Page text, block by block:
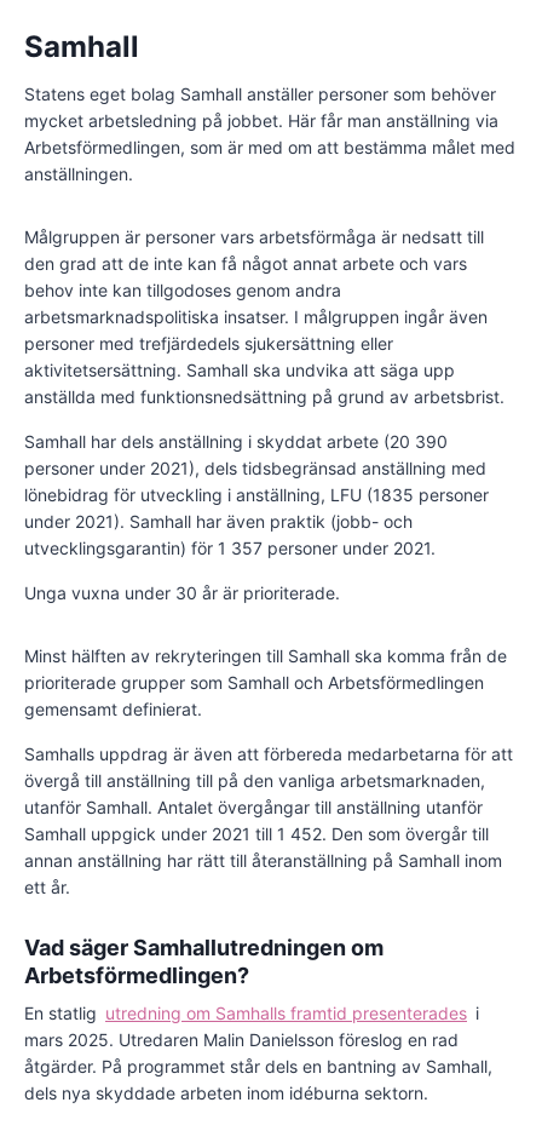
Samhall
Statens eget bolag Samhall anställer personer som behöver
mycket arbetsledning på jobbet. Här får man anställning via
Arbetsförmedlingen, som är med om att bestämma målet med
anställningen.
Målgruppen är personer vars arbetsförmåga är nedsatt till
den grad att de inte kan få något annat arbete och vars
behov inte kan tillgodoses genom andra
arbetsmarknadspolitiska insatser. I målgruppen ingår även
personer med trefjärdedels sjukersättning eller
aktivitetsersättning. Samhall ska undvika att säga upp
anställda med funktionsnedsättning på grund av arbetsbrist.
Samhall har dels anställning i skyddat arbete (20 390
personer under 2021), dels tidsbegränsad anställning med
lönebidrag för utveckling i anställning, LFU (1835 personer
under 2021). Samhall har även praktik (jobb- och
utvecklingsgarantin) för 1 357 personer under 2021.
Unga vuxna under 30 år är prioriterade.
Minst hälften av rekryteringen till Samhall ska komma från de
prioriterade grupper som Samhall och Arbetsförmedlingen
gemensamt definierat.
Samhalls uppdrag är även att förbereda medarbetarna för att
övergå till anställning till på den vanliga arbetsmarknaden,
utanför Samhall. Antalet övergångar till anställning utanför
Samhall uppgick under 2021 till 1 452. Den som övergår till
annan anställning har rätt till återanställning på Samhall inom
ett år.
Vad säger Samhallutredningen om
Arbetsförmedlingen?
En statlig utredning om Samhalls framtid presenterades i
mars 2025. Utredaren Malin Danielsson föreslog en rad
åtgärder. På programmet står dels en bantning av Samhall,
dels nya skyddade arbeten inom idéburna sektorn.